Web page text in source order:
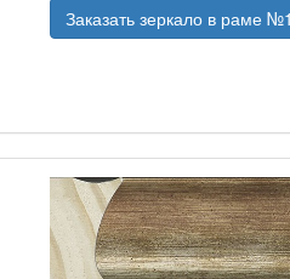
Заказать зеркало в раме